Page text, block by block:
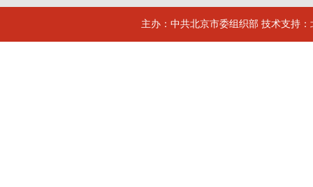
主办：中共北京市委组织部 技术支持